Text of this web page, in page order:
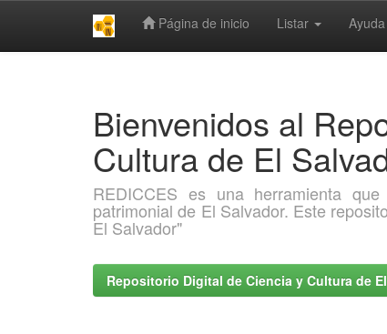
Página de inicio Listar Ayuda
Bienvenidos al
Cultura de El
REDICCES es una herramienta
patrimonial de El Salvador. Este
El Salvador"
Repositorio Digital de Ciencia y Cultura de